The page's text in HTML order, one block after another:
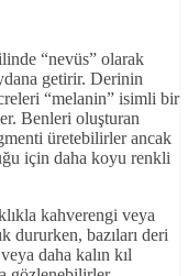
“nevüs” olarak
getirir. Derinin
“melanin” isimli bir
Benleri oluşturan
üretebilirler ancak
için daha koyu renkli
kahverengi veya
dururken, bazıları deri
daha kalın kıl